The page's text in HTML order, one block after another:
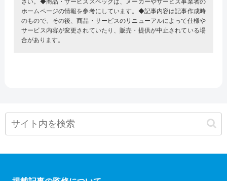
さい。◆商品・サービススペックは、メーカーやサービス事業者の
ホームページの情報を参考にしています。◆記事内容は記事作成時
のもので、その後、商品・サービスのリニューアルによって仕様や
サービス内容が変更されていたり、販売・提供が中止されている場
合があります。